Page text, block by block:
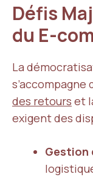
Défis
du E-
La
s’accompagne
des retours et
exigent des
Gestion